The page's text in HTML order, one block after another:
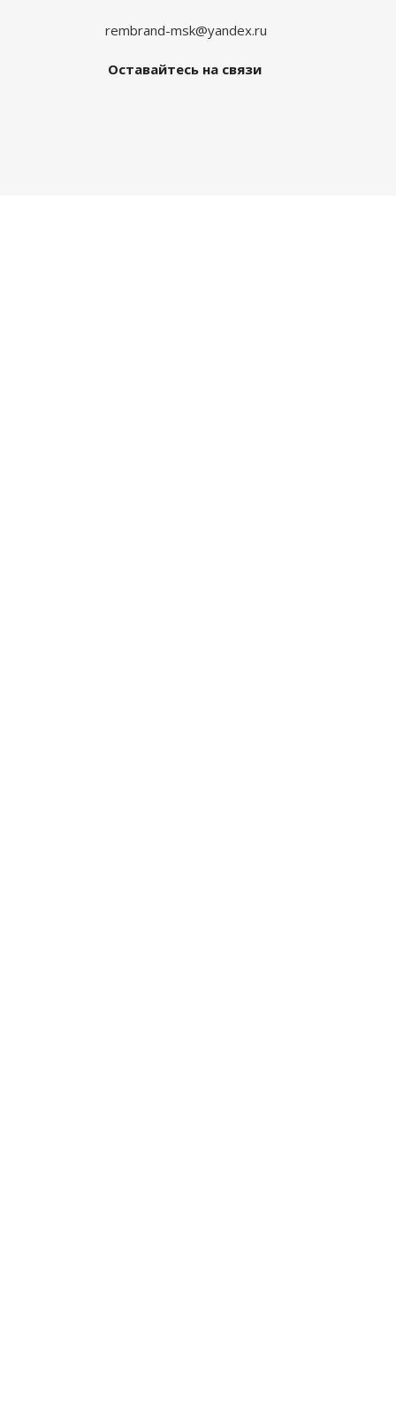
rembrand-msk@yandex.ru
Оставайтесь на связи